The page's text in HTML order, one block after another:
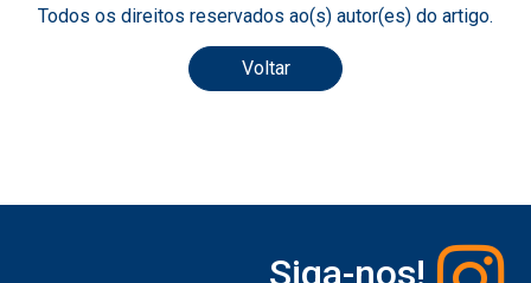
Todos os direitos reservados ao(s) autor(es) do artigo.
Voltar
Siga-nos!